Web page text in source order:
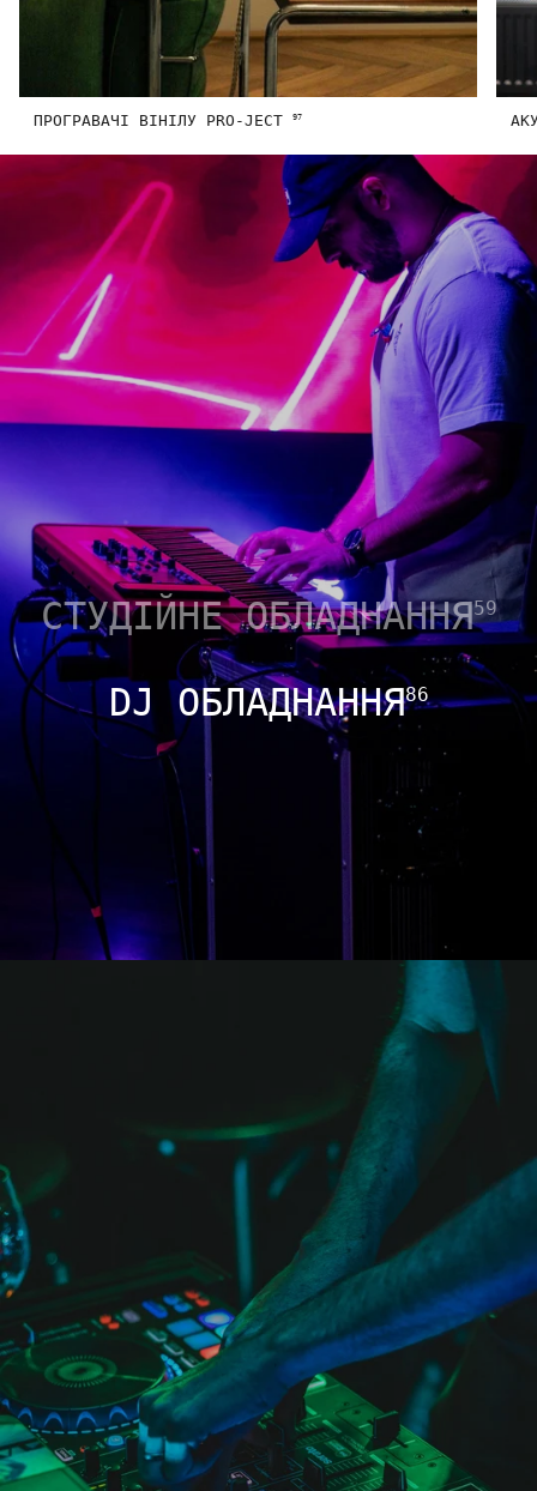
ПРОГРАВАЧІ ВІНІЛУ PRO-JECT 97
СТУДІЙНЕ ОБЛАДНАННЯ59
DJ ОБЛАДНАННЯ86